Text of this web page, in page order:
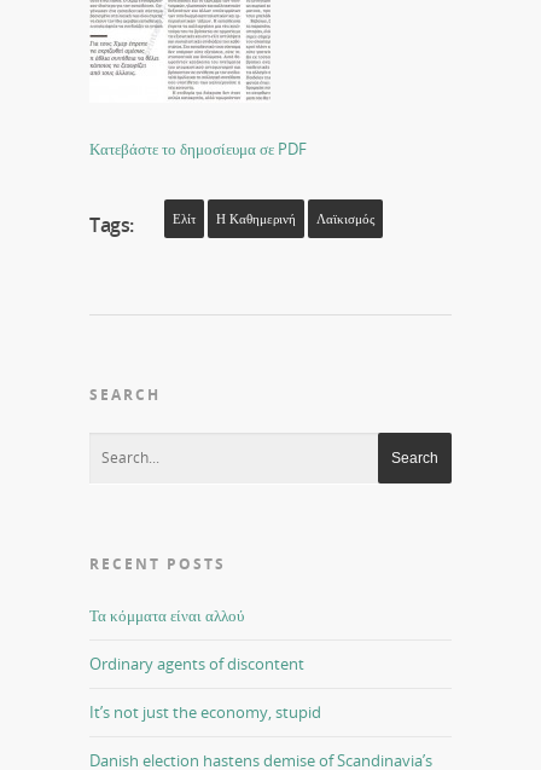
Κατεβάστε το δημοσίευμα σε PDF
Tags: Ελίτ Η Καθημερινή Λαϊκισμός
SEARCH
RECENT POSTS
Τα κόμματα είναι αλλού
Ordinary agents of discontent
It’s not just the economy, stupid
Danish election hastens demise of Scandinavia’s